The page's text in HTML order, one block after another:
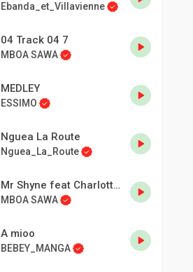
Ebanda_et_Villavienne
04 Track 04 7
MBOA SAWA
MEDLEY
ESSIMO
Nguea La Route
Nguea_La_Route
Mr Shyne feat Charlotte Dipanda
MBOA SAWA
A mioo
BEBEY_MANGA